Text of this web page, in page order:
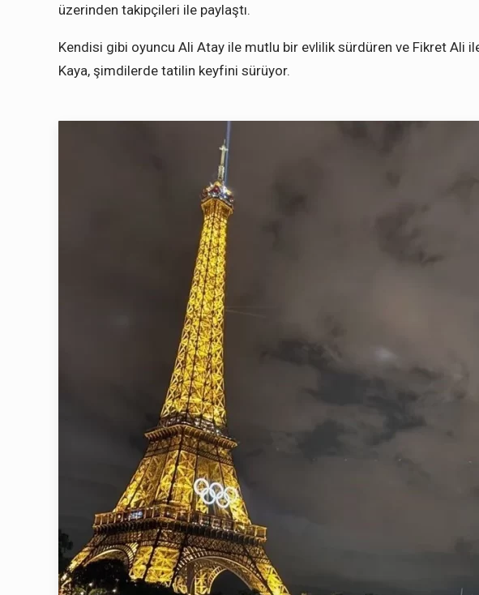
üzerinden takipçileri ile paylaştı.
Kendisi gibi oyuncu Ali Atay ile mutlu bir evlilik sürdüren ve Fikret Ali
Kaya, şimdilerde tatilin keyfini sürüyor.